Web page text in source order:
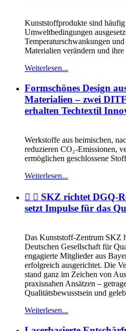
Kunststoffprodukte sind
Umweltbedingungen
Temperaturschwankungen
Materialien verändern und
Weiterlesen...
Formschönes Design
Materialien – zwei
erhalten Techtextil
Werkstoffe aus heimischen,
reduzieren CO₂-Emissionen,
ermöglichen geschlossene
Weiterlesen...
  SKZ richtet DGQ-
setzt Impulse für das
Das Kunststoff-Zentrum SKZ
Deutschen Gesellschaft für
engagierte Mitglieder aus
erfolgreich ausgerichtet. Die
stand ganz im Zeichen von
praxisnahen Ansätzen –
Qualitätsbewusstsein und
Weiterlesen...